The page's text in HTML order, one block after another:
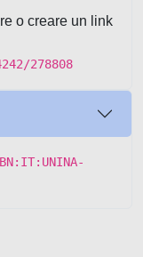
o creare un link
278808